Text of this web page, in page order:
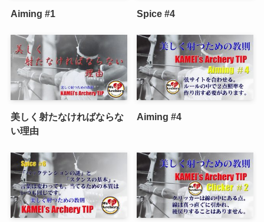
Aiming #1 Spice #4
美しく射たなければならな
い理由
Aiming #4